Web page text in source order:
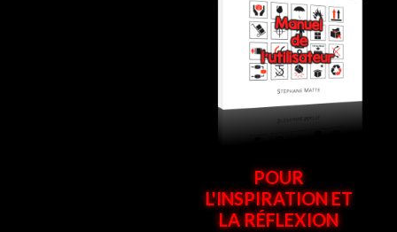
POUR
L'INSPIRATION ET
LA RÉFLEXION